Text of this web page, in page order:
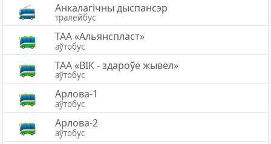
Анкалагічны дыспансэр
тралейбус
ТАА «Альянспласт»
аўтобус
ТАА «ВІК - здароўе жывёл»
аўтобус
Арлова-1
аўтобус
Арлова-2
аўтобус